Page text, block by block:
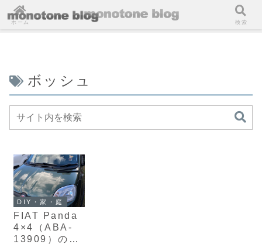
ボッシュ
DIY・家・庭
FIAT Panda
4×4（ABA-
13909）のワ
ホーム 検索